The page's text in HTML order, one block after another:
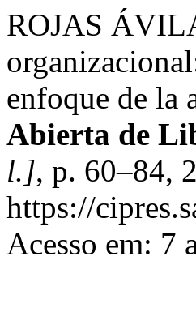
ROJAS
enfoque de la
Abierta de
l.], p. 60–84,
https://
Acesso em: 7